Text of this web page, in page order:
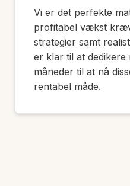
Vi er det perfekte
profitabel vækst
strategier samt
er klar til at dedikere
måneder til at nå
rentabel måde.